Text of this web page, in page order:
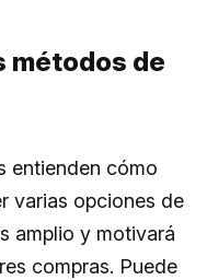
métodos de
entienden cómo
varias opciones de
amplio y motivará
compras. Puede